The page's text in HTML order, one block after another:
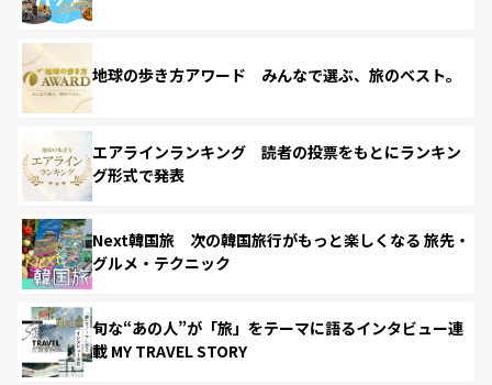
地球の歩き方アワード みんなで選ぶ、旅のベスト。
エアラインランキング 読者の投票をもとにランキン
グ形式で発表
Next韓国旅 次の韓国旅行がもっと楽しくなる 旅先・
グルメ・テクニック
旬な“あの人”が「旅」をテーマに語るインタビュー連
載 MY TRAVEL STORY